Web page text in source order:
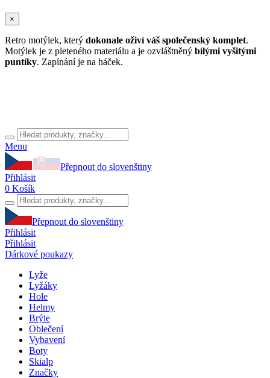
×
Retro motýlek, který dokonale oživí váš společenský komplet.
Motýlek je z pleteného materiálu a je ozvláštněný bílými vyšitými
puntíky. Zapínání je na háček.
Menu
Přepnout do slovenštiny
Přihlásit
0 Košík
Přepnout do slovenštiny
Přihlásit
Přihlásit
Dárkové poukazy
Lyže
Lyžáky
Hole
Helmy
Brýle
Oblečení
Vybavení
Boty
Skialp
Značky